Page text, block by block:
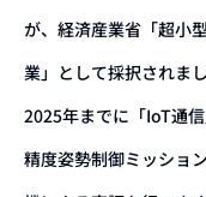
が、経済産業省「超小
業」として採択されま
2025年までに「IoT通
精度姿勢制御ミッショ